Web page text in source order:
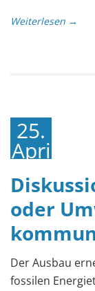
Weiterlesen →
25.
April
2024
oder
Der Ausbau
fossilen